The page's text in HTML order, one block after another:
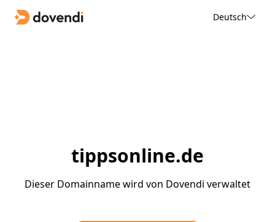
Deutsch
tippsonline.de
Dieser Domainname wird von Dovendi verwaltet